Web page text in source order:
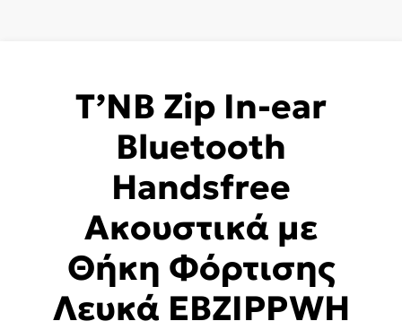
T’NB Zip In-ear
Bluetooth
Handsfree
Ακουστικά με
Θήκη Φόρτισης
Λευκά EBZIPPWH